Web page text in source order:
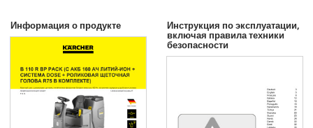
Информация о продукте Инструкция по эксплуатации,
включая правила техники
безопасности